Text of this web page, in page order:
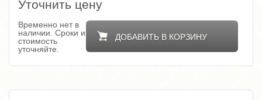
Уточнить цену
ДОБАВИТЬ В КОРЗИНУ
Временно нет в
наличии. Сроки и
стоимость
уточняйте.